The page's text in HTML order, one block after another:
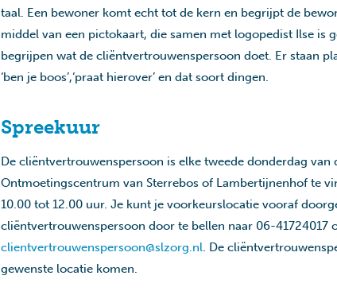
taal. Een bewoner komt echt tot de kern en begrijpt de
middel van een pictokaart, die samen met logopedist Ilse is
begrijpen wat de cliëntvertrouwenspersoon doet. Er staan
‘ben je boos’,‘praat hierover’ en dat soort dingen.
Spreekuur
De cliëntvertrouwenspersoon is elke tweede donderdag van
Ontmoetingscentrum van Sterrebos of Lambertijnenhof te
10.00 tot 12.00 uur. Je kunt je voorkeurslocatie vooraf
cliëntvertrouwenspersoon door te bellen naar 06-41724017
clientvertrouwenspersoon@slzorg.nl. De
gewenste locatie komen.